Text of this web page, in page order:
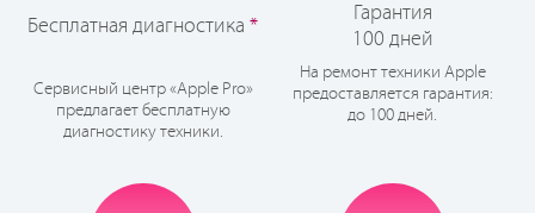
Бесплатная диагностика *
Сервисный центр «Apple Pro»
предлагает бесплатную
диагностику техники.
Гарантия
100 дней
На ремонт техники Apple
предоставляется гарантия:
до 100 дней.